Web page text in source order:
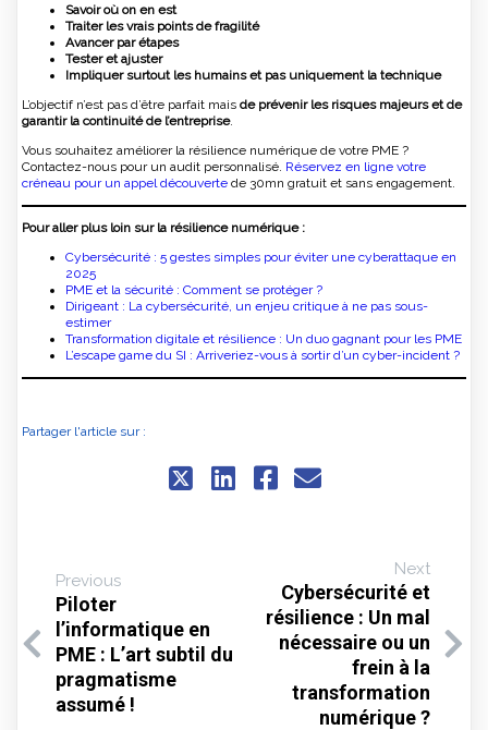
Savoir où on en est
Traiter les vrais points de fragilité
Avancer par étapes
Tester et ajuster
Impliquer surtout les humains et pas uniquement la technique
L’objectif n’est pas d’être parfait mais de prévenir les risques majeurs et de
garantir la continuité de l’entreprise.
Vous souhaitez améliorer la résilience numérique de votre PME ?
Contactez-nous pour un audit personnalisé. Réservez en ligne votre
créneau pour un appel découverte de 30mn gratuit et sans engagement.
Pour aller plus loin sur la résilience numérique :
Cybersécurité : 5 gestes simples pour éviter une cyberattaque en
2025
PME et la sécurité : Comment se protéger ?
Dirigeant : La cybersécurité, un enjeu critique à ne pas sous-
estimer
Transformation digitale et résilience : Un duo gagnant pour les PME
L’escape game du SI : Arriveriez-vous à sortir d’un cyber-incident ?
Partager l'article sur :
Previous
Piloter
l’informatique en
PME : L’art subtil du
pragmatisme
assumé !
Next
Cybersécurité et
résilience : Un mal
nécessaire ou un
frein à la
transformation
numérique ?